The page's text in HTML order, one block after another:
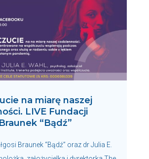
na miarę naszej
LIVE Fundacji
“Bądź”
Braunek “Bądź” oraz dr Julia E.